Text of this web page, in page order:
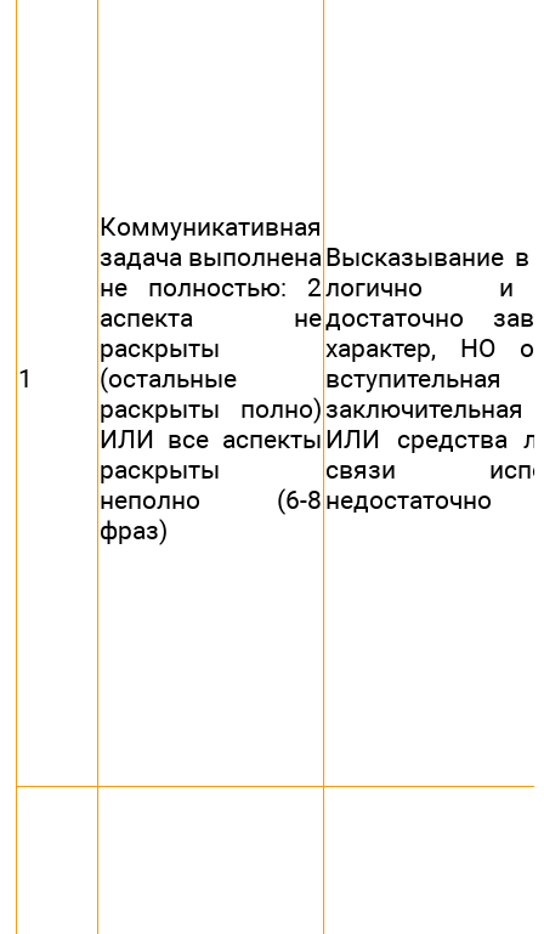
1
Коммуникативная
задача выполнена
не полностью: 2
аспекта не
раскрыты
(остальные
раскрыты полно)
ИЛИ все аспекты
раскрыты
неполно (6-8
фраз)
Высказывание в
логично и
достаточно
характер, НО
ИЛИ средства
связи
недостаточно